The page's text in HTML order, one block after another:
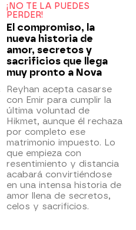
¡NO TE LA PUEDES
PERDER!
El compromiso, la
nueva historia de
amor, secretos y
sacrificios que llega
muy pronto a Nova
Reyhan acepta casarse
con Emir para cumplir la
última voluntad de
Hikmet, aunque él rechaza
por completo ese
matrimonio impuesto. Lo
que empieza con
resentimiento y distancia
acabará convirtiéndose
en una intensa historia de
amor llena de secretos,
celos y sacrificios.